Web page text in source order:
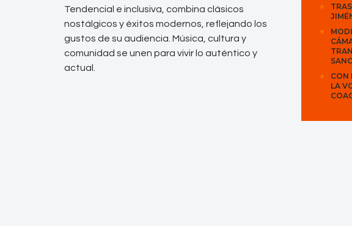
Tendencial e inclusiva, combina clásicos
nostálgicos y éxitos modernos, reflejando los
gustos de su audiencia. Música, cultura y
comunidad se unen para vivir lo auténtico y
actual.
CON
LA